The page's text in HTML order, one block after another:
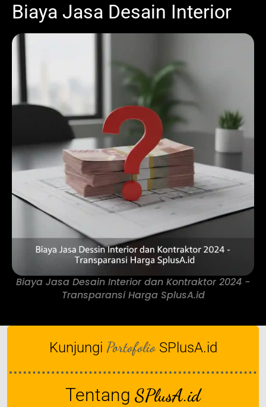
Biaya Jasa Desain Interior
Biaya Jasa Desain Interior dan Kontraktor 2024 -
Transparansi Harga SplusA.id
Kunjungi Portofolio SPlusA.id
Tentang SPlusA.id